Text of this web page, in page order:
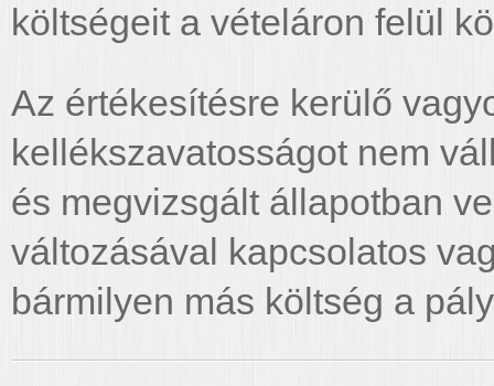
költségeit a vételáron felül
Az értékesítésre kerülő
kellékszavatosságot nem
és megvizsgált állapotban
változásával kapcsolatos
bármilyen más költség a